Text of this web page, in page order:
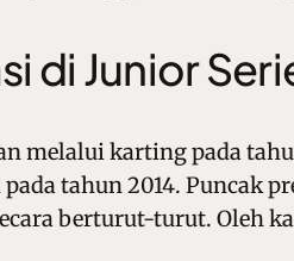
di Junior
melalui karting pada
tahun 2014. Puncak
berturut-turut. Oleh